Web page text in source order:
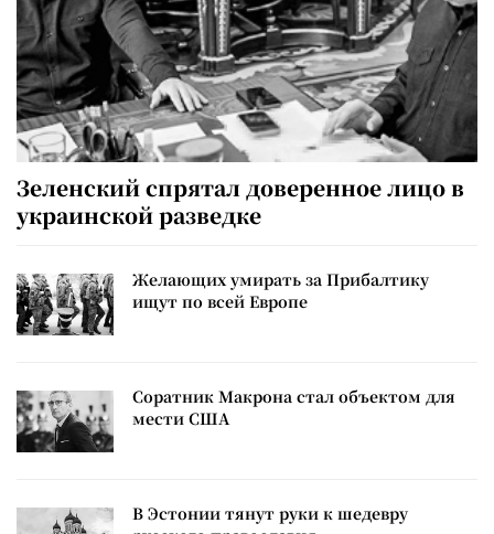
Зеленский спрятал доверенное лицо в
украинской разведке
Желающих умирать за Прибалтику
ищут по всей Европе
Соратник Макрона стал объектом для
мести США
В Эстонии тянут руки к шедевру